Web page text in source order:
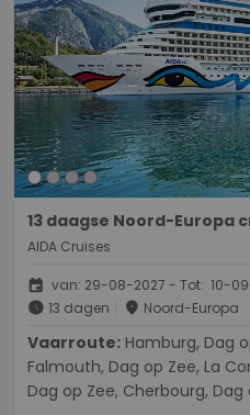
13 daagse Noord-Europa
AIDA Cruises
event van: 29-08-2027 - Tot: 10-
schedule 13 dagen place Noord-Europa
Vaarroute:
Falmouth, Dag op Zee, La
Dag op Zee, Cherbourg,